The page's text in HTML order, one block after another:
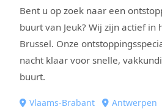
Bent u op zoek naar een
buurt van Jeuk? Wij zijn actief in
Brussel. Onze
nacht klaar voor snelle,
buurt.
Vlaams-Brabant Antwerpen